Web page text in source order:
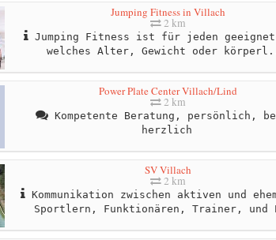
Jumping Fitness in Villach
2 km
Jumping Fitness ist für jeden
welches Alter, Gewicht oder
Power Plate Center Villach/Lind
2 km
Kompetente Beratung, persönlich,
herzlich
SV Villach
2 km
Kommunikation zwischen aktiven und
Sportlern, Funktionären, Trainer, und